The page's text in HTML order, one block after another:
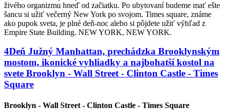
živého organizmu hneď od začiatku. Po ubytovaní budeme mať ešte
šancu si užiť večerný New York po svojom. Times square, známe
ako pupok sveta, je plné deň-noc alebo si pôjdete užiť výhľad z
Empire State Building. NEW YORK, NEW YORK.
4Deň Južný Manhattan, prechádzka Brooklynským
mostom, ikonické vyhliadky a najbohatší kostol na
svete Brooklyn - Wall Street - Clinton Castle - Times
Square
Brooklyn - Wall Street - Clinton Castle - Times Square